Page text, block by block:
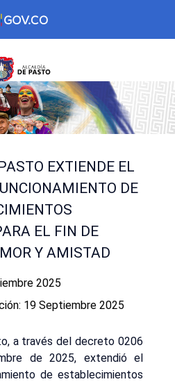
EXTIENDE EL
DE
EL FIN DE
Y AMISTAD
2025
19 Septiembre 2025
a través del decreto 0206
de 2025, extendió el
de establecimientos